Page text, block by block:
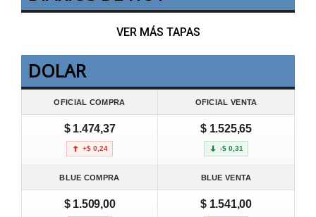
VER MÁS TAPAS
DOLAR
OFICIAL COMPRA OFICIAL VENTA
$ 1.474,37
+$ 0,24
$ 1.525,65
-$ 0,31
BLUE COMPRA BLUE VENTA
$ 1.509,00 $ 1.541,00